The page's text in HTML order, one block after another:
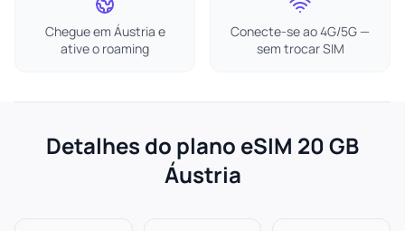
Chegue em Áustria e
ative o roaming
Conecte-se ao 4G/5G —
sem trocar SIM
Detalhes do plano eSIM 20 GB
Áustria